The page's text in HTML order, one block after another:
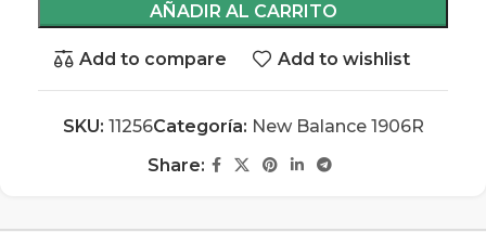
AÑADIR AL CARRITO
Add to compare Add to wishlist
SKU: 11256Categoría: New Balance 1906R
Share: